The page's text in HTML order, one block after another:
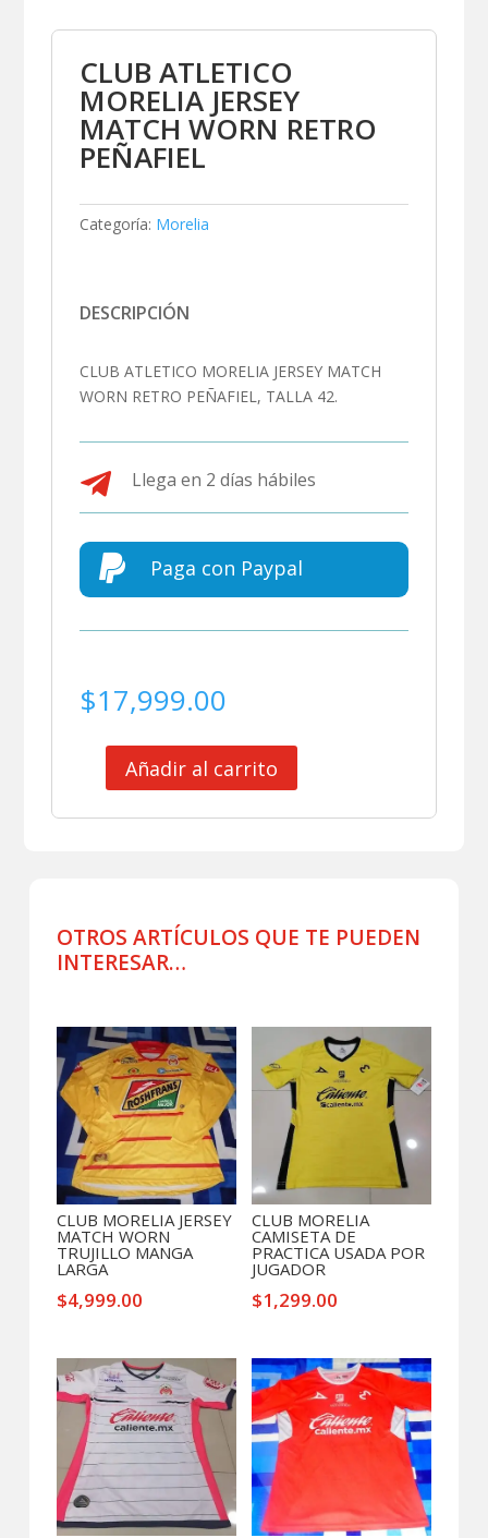
CLUB ATLETICO
MORELIA JERSEY
MATCH WORN RETRO
PEÑAFIEL
Categoría: Morelia
DESCRIPCIÓN
CLUB ATLETICO MORELIA JERSEY MATCH
WORN RETRO PEÑAFIEL, TALLA 42.
 Llega en 2 días hábiles
 Paga con Paypal
$17,999.00
RETRO
PEÑAFIEL
Añadir al carrito
OTROS ARTÍCULOS QUE TE PUEDEN
INTERESAR…
CLUB MORELIA JERSEY
MATCH WORN
TRUJILLO MANGA
LARGA
$4,999.00
CLUB MORELIA
CAMISETA DE
PRACTICA USADA POR
JUGADOR
$1,299.00